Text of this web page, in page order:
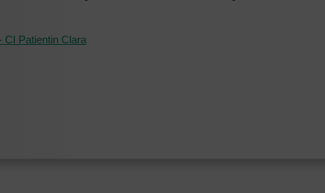
CI Patientin Clara